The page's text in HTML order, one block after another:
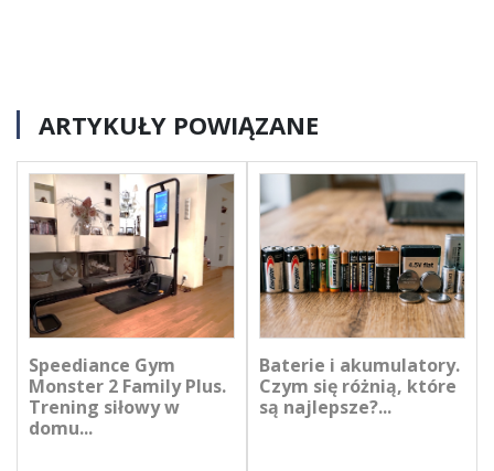
ARTYKUŁY POWIĄZANE
Speediance Gym
Monster 2 Family Plus.
Trening siłowy w
domu...
Baterie i akumulatory.
Czym się różnią, które
są najlepsze?...